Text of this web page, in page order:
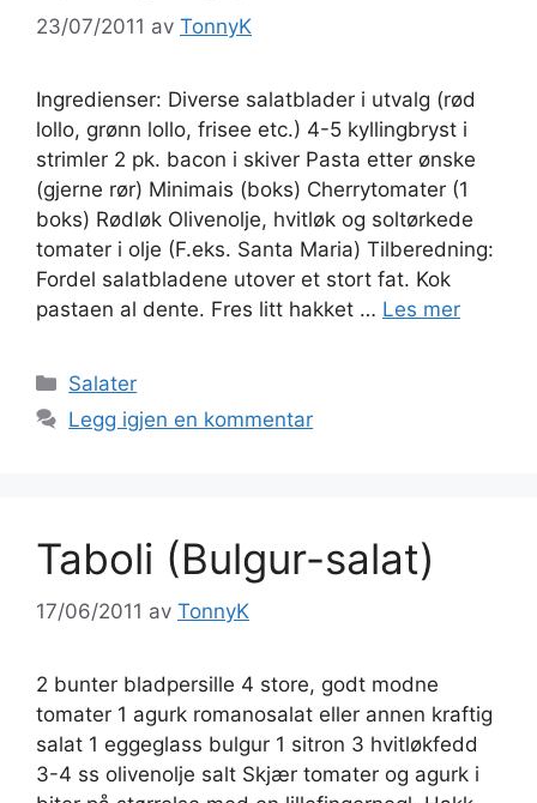
23/07/2011 av TonnyK
Ingredienser: Diverse salatblader i utvalg (rød
lollo, grønn lollo, frisee etc.) 4-5 kyllingbryst i
strimler 2 pk. bacon i skiver Pasta etter ønske
(gjerne rør) Minimais (boks) Cherrytomater (1
boks) Rødløk Olivenolje, hvitløk og soltørkede
tomater i olje (F.eks. Santa Maria) Tilberedning:
Fordel salatbladene utover et stort fat. Kok
pastaen al dente. Fres litt hakket … Les mer
Kategorier
Salater
Legg igjen en kommentar
Taboli (Bulgur-salat)
17/06/2011 av TonnyK
2 bunter bladpersille 4 store, godt modne
tomater 1 agurk romanosalat eller annen kraftig
salat 1 eggeglass bulgur 1 sitron 3 hvitløkfedd
3-4 ss olivenolje salt Skjær tomater og agurk i